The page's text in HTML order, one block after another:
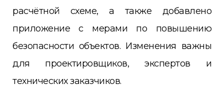
расчётной схеме, а также добавлено
приложение с мерами по повышению
безопасности объектов. Изменения важны
для проектировщиков, экспертов и
технических заказчиков.